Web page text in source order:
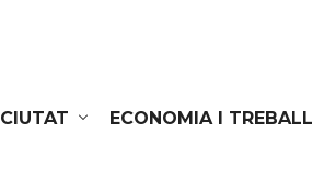
CIUTAT
ECONOMIA I TREBALL